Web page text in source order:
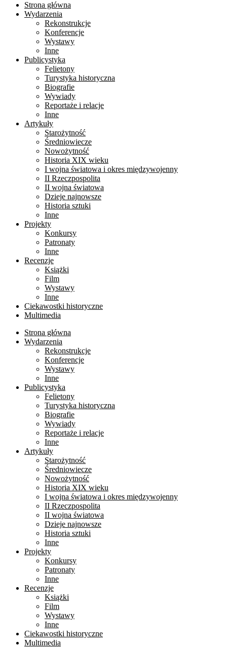
Strona główna
Wydarzenia
Rekonstrukcje
Konferencje
Wystawy
Inne
Publicystyka
Felietony
Turystyka historyczna
Biografie
Wywiady
Reportaże i relacje
Inne
Artykuły
Starożytność
Średniowiecze
Nowożytność
Historia XIX wieku
I wojna światowa i okres międzywojenny
II Rzeczpospolita
II wojna światowa
Dzieje najnowsze
Historia sztuki
Inne
Projekty
Konkursy
Patronaty
Inne
Recenzje
Książki
Film
Wystawy
Inne
Ciekawostki historyczne
Multimedia
Strona główna
Wydarzenia
Rekonstrukcje
Konferencje
Wystawy
Inne
Publicystyka
Felietony
Turystyka historyczna
Biografie
Wywiady
Reportaże i relacje
Inne
Artykuły
Starożytność
Średniowiecze
Nowożytność
Historia XIX wieku
I wojna światowa i okres międzywojenny
II Rzeczpospolita
II wojna światowa
Dzieje najnowsze
Historia sztuki
Inne
Projekty
Konkursy
Patronaty
Inne
Recenzje
Książki
Film
Wystawy
Inne
Ciekawostki historyczne
Multimedia